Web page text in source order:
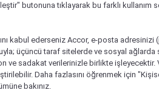
butonuna tıklayarak bu farklı kullanım
kabul ederseniz Accor, e-posta adresinizi
üçüncü taraf sitelerde ve sosyal ağlarda
ve sadakat verilerinizle birlikte işleyecektir.
Daha fazlasını öğrenmek için
bakınız.